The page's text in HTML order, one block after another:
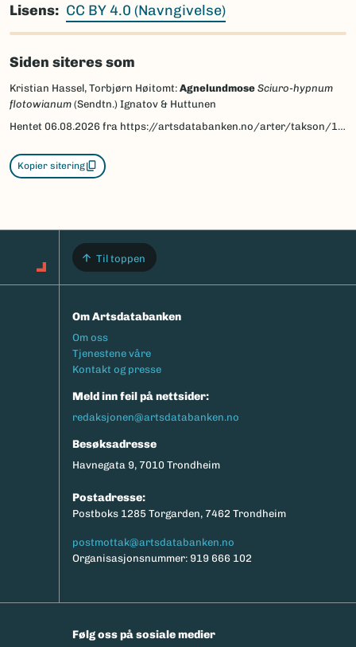
Lisens
CC BY 4.0 (Navngivelse)
Siden siteres som
Kristian Hassel, Torbjørn Høitomt: Agnelundmose Sciuro-hypnum
flotowianum (Sendtn.) Ignatov & Huttunen
Hentet 06.08.2026 fra https://artsdatabanken.no/arter/takson/183598/beskrivelse
Kopier sitering
Til toppen
Om Artsdatabanken
Footermeny
Om oss
Tjenestene våre
Kontakt og presse
Meld inn feil på nettsider:
redaksjonen@artsdatabanken.no
Besøksadresse
Havnegata 9, 7010 Trondheim
Postadresse:
Postboks 1285 Torgarden, 7462 Trondheim
postmottak@artsdatabanken.no
Organisasjonsnummer: 919 666 102
Følg oss på sosiale medier